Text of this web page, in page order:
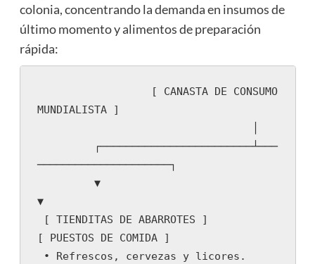
colonia, concentrando la demanda en insumos de
último momento y alimentos de preparación
rápida:
MUNDIALISTA ]
─────────────────────┐
▼
[ PUESTOS DE COMIDA ]